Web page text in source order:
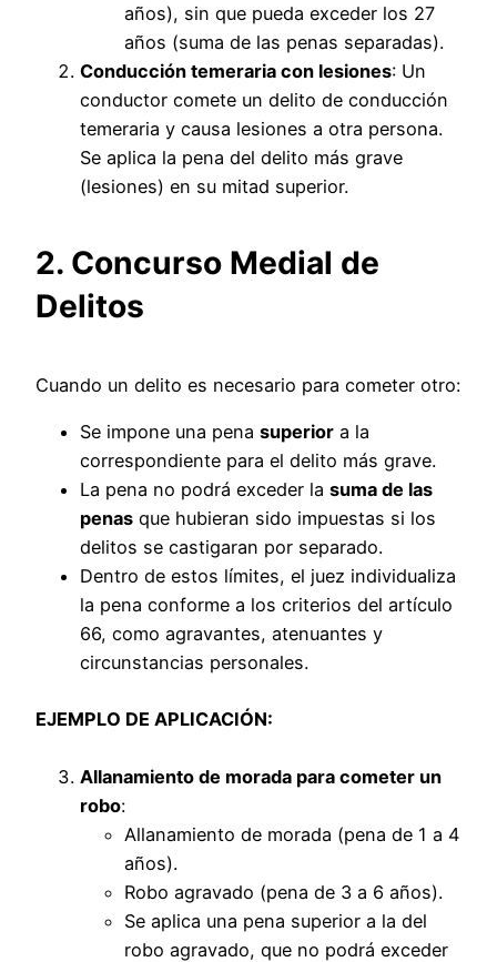
años), sin que pueda exceder los 27
años (suma de las penas separadas).
Conducción temeraria con lesiones: Un
conductor comete un delito de conducción
temeraria y causa lesiones a otra persona.
Se aplica la pena del delito más grave
(lesiones) en su mitad superior.
2. Concurso Medial de
Delitos
Cuando un delito es necesario para cometer otro:
Se impone una pena superior a la
correspondiente para el delito más grave.
La pena no podrá exceder la suma de las
penas que hubieran sido impuestas si los
delitos se castigaran por separado.
Dentro de estos límites, el juez individualiza
la pena conforme a los criterios del artículo
66, como agravantes, atenuantes y
circunstancias personales.
EJEMPLO DE APLICACIÓN:
Allanamiento de morada para cometer un
robo:
Allanamiento de morada (pena de 1 a 4
años).
Robo agravado (pena de 3 a 6 años).
Se aplica una pena superior a la del
robo agravado, que no podrá exceder